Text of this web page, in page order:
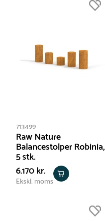
713499
Raw Nature
Balancestolper Robinia,
5 stk.
6.170 kr.
Ekskl. moms